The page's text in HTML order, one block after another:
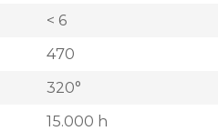
< 6
470
320°
15.000 h